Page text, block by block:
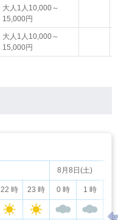
大人1人10,000～
15,000円
大人1人10,000～
15,000円
8月8日(土)
22 時 23 時 0 時 1 時